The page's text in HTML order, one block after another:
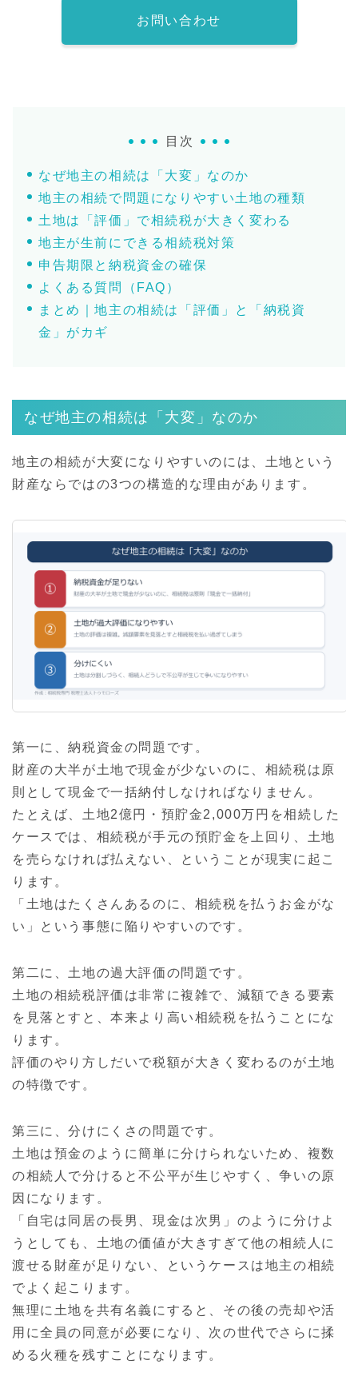
お問い合わせ
目次
なぜ地主の相続は「大変」なのか
地主の相続で問題になりやすい土地の種類
土地は「評価」で相続税が大きく変わる
地主が生前にできる相続税対策
申告期限と納税資金の確保
よくある質問（FAQ）
まとめ｜地主の相続は「評価」と「納税資
金」がカギ
なぜ地主の相続は「大変」なのか
地主の相続が大変になりやすいのには、土地という
財産ならではの3つの構造的な理由があります。
第一に、納税資金の問題です。
財産の大半が土地で現金が少ないのに、相続税は原
則として現金で一括納付しなければなりません。
たとえば、土地2億円・預貯金2,000万円を相続した
ケースでは、相続税が手元の預貯金を上回り、土地
を売らなければ払えない、ということが現実に起こ
ります。
「土地はたくさんあるのに、相続税を払うお金がな
い」という事態に陥りやすいのです。
第二に、土地の過大評価の問題です。
土地の相続税評価は非常に複雑で、減額できる要素
を見落とすと、本来より高い相続税を払うことにな
ります。
評価のやり方しだいで税額が大きく変わるのが土地
の特徴です。
第三に、分けにくさの問題です。
土地は預金のように簡単に分けられないため、複数
の相続人で分けると不公平が生じやすく、争いの原
因になります。
「自宅は同居の長男、現金は次男」のように分けよ
うとしても、土地の価値が大きすぎて他の相続人に
渡せる財産が足りない、というケースは地主の相続
でよく起こります。
無理に土地を共有名義にすると、その後の売却や活
用に全員の同意が必要になり、次の世代でさらに揉
める火種を残すことになります。